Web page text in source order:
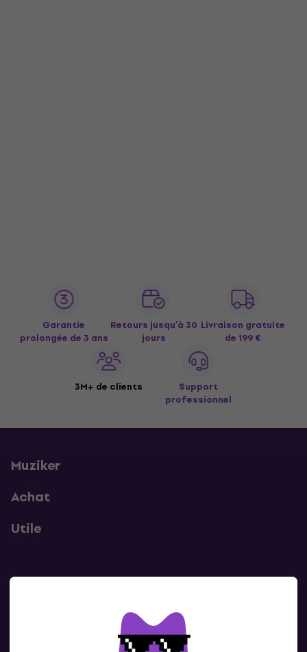
Garantie
prolongée de 3 ans
Retours jusqu’à 30
jours
Livraison gratuite
de 199 €
3M+ de clients
Support
professionnel
Muziker
Achat
Utile
Contacte nous